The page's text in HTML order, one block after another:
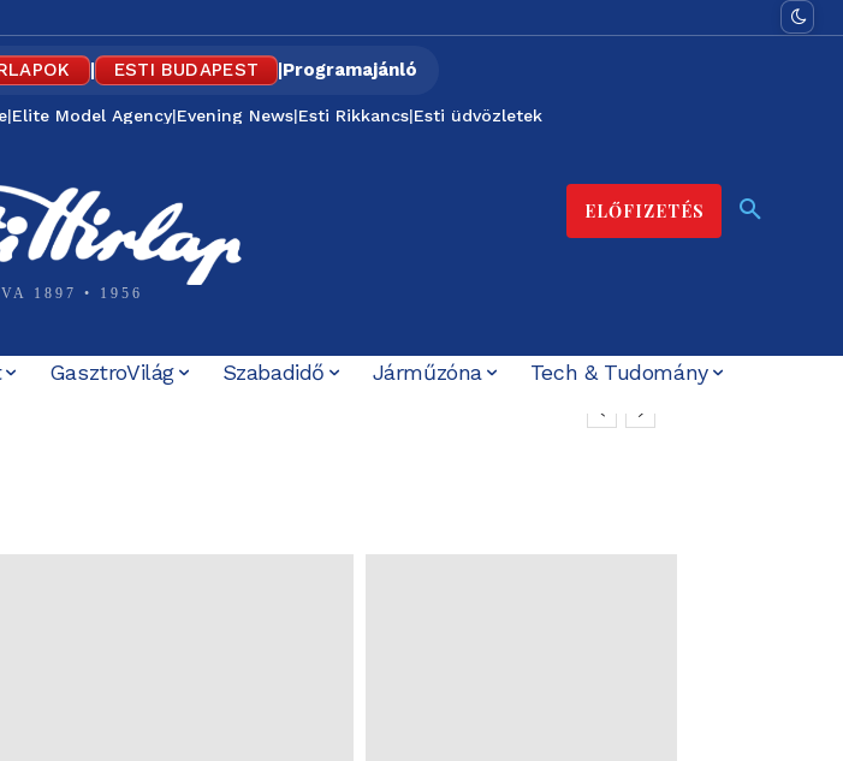
| ESTI BUDAPEST |Programajánló
|Elite Model Agency|Evening News|Esti Rikkancs|Esti üdvözletek
1897 • 1956
ELŐFIZETÉS
GasztroVilág Szabadidő Járműzóna
Tech & Tudomány